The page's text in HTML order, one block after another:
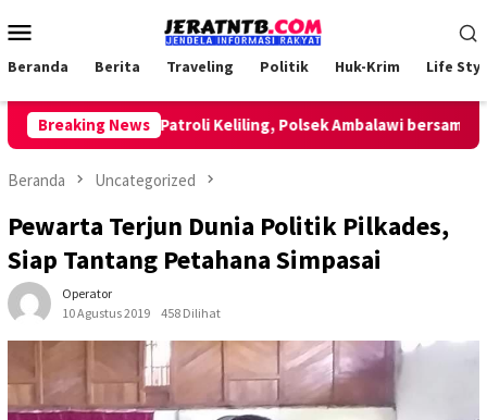
ke
Mobile
Beranda Berita Traveling Politik Huk-Krim Life
Breaking News
Lakukan Patroli Keliling, Polsek Ambalawi bersama TNI
Beranda Uncategorized
Pewarta Terjun Dunia Politik Pilkades,
Siap Tantang Petahana Simpasai
Operator
10 Agustus 2019
458 Dilihat